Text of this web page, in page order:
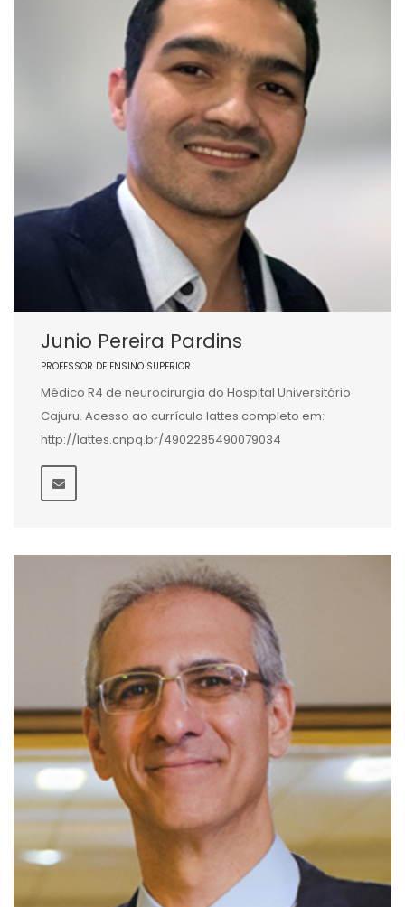
Junio Pereira Pardins
PROFESSOR DE ENSINO SUPERIOR
Médico R4 de neurocirurgia do Hospital Universitário
Cajuru. Acesso ao currículo lattes completo em:
http://lattes.cnpq.br/4902285490079034